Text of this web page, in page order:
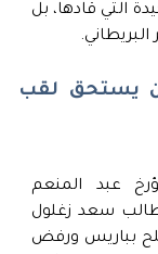
التي قادها، بل
يستحق لقب
عبد المنعم
ثورة 1919 نتيجة مطالب سعد زغلول
بباريس ورفض